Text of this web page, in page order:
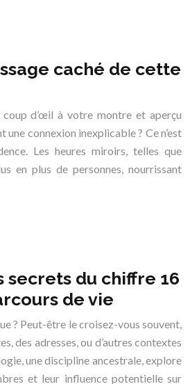
caché de cette
d’œil à votre montre et aperçu
une connexion inexplicable ? Ce n’est
Les heures miroirs, telles que
en plus de personnes, nourrissant
secrets du chiffre 16
de vie
? Peut-être le croisez-vous souvent,
des adresses, ou d’autres contextes
une discipline ancestrale, explore
et leur influence potentielle sur